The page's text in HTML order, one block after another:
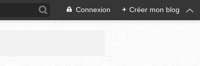
Connexion + Créer mon blog